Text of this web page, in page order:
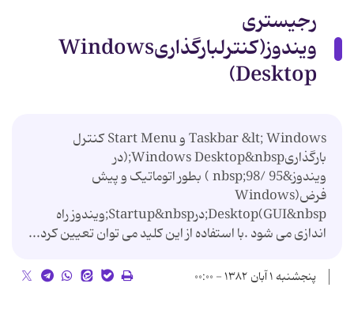
رجیستری
ویندوز(کنترلبارگذاریWindows
Desktop)
Taskbar &lt; Windows و Start Menu کنترل
بارگذاریWindows Desktop&nbsp;(در
ویندوز&nbsp;98/ 95 ) بطور اتوماتیک و پیش
فرض(Windows
Desktop(GUI&nbsp;درStartup&nbsp;ویندوز راه
اندازی می شود .با استفاده از این کلید می توان تعیین کرد...
پنجشنبه ۱ آبان ۱۳۸۲ - ۰۰:۰۰